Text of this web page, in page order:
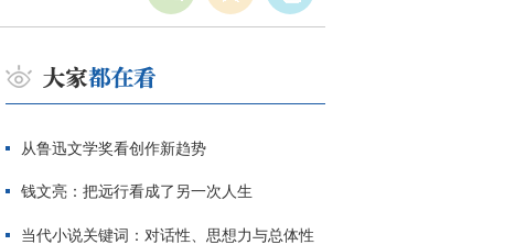
从鲁迅文学奖看创作新趋势
钱文亮：把远行看成了另一次人生
当代小说关键词：对话性、思想力与总体性